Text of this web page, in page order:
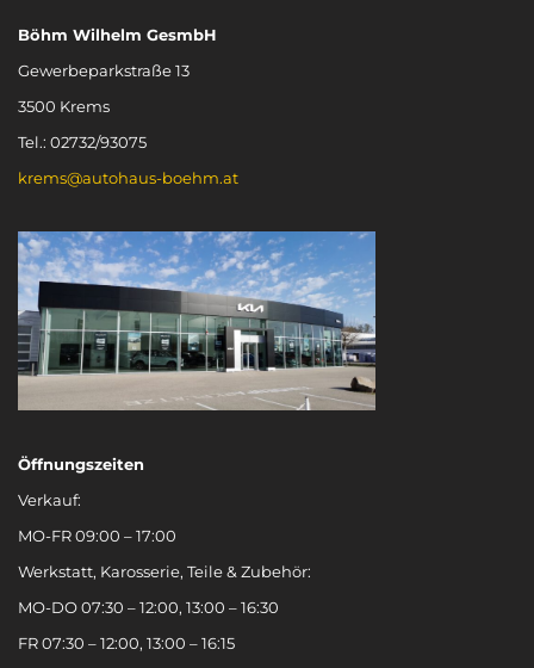
Böhm Wilhelm GesmbH
Gewerbeparkstraße 13
3500 Krems
Tel.: 02732/93075
krems@autohaus-boehm.at
Öffnungszeiten
Verkauf:
MO-FR 09:00 – 17:00
Werkstatt, Karosserie, Teile & Zubehör:
MO-DO 07:30 – 12:00, 13:00 – 16:30
FR 07:30 – 12:00, 13:00 – 16:15